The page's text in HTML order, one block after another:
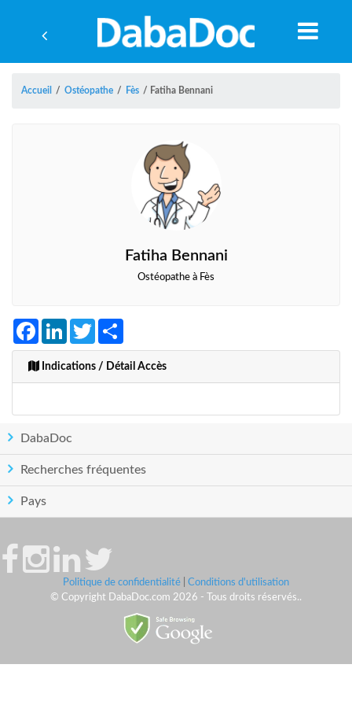
Accueil / Ostéopathe / Fès / Fatiha Bennani
Fatiha Bennani
Ostéopathe à Fès
FacebookLinkedInTwitter
Indications / Détail Accès
DabaDoc
Recherches fréquentes
Pays
Politique de confidentialité
Conditions d'utilisation
© Copyright DabaDoc.com 2026 - Tous droits réservés..